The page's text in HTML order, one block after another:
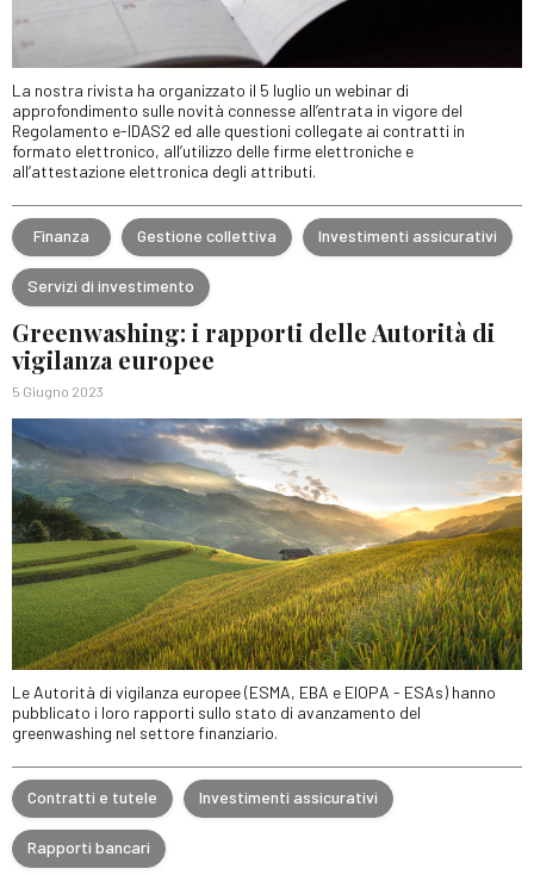
La nostra rivista ha organizzato il 5 luglio un webinar di
approfondimento sulle novità connesse all’entrata in vigore del
Regolamento e-IDAS2 ed alle questioni collegate ai contratti in
formato elettronico, all’utilizzo delle firme elettroniche e
all’attestazione elettronica degli attributi.
Finanza Gestione collettiva Investimenti assicurativi
Servizi di investimento
Greenwashing: i rapporti delle Autorità di
vigilanza europee
5 Giugno 2023
Le Autorità di vigilanza europee (ESMA, EBA e EIOPA - ESAs) hanno
pubblicato i loro rapporti sullo stato di avanzamento del
greenwashing nel settore finanziario.
Contratti e tutele Investimenti assicurativi
Rapporti bancari